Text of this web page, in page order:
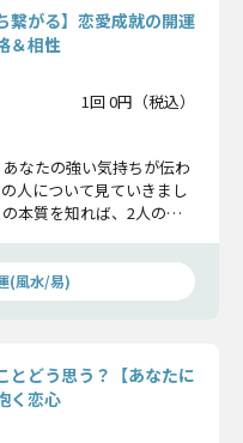
繋がる】恋愛成就の開運
＆相性
1回 0円（税込）
なたの強い気持ちが伝わ
人について見ていきまし
本質を知れば、2人の関
(風水/易)
とどう思う？【あなたに
く恋心